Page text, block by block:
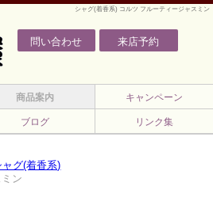
シャグ(着香系) コルツ フルーティージャスミン
問い合わせ 来店予約
商品案内 キャンペーン
ブログ リンク集
ャグ(着香系)
ン